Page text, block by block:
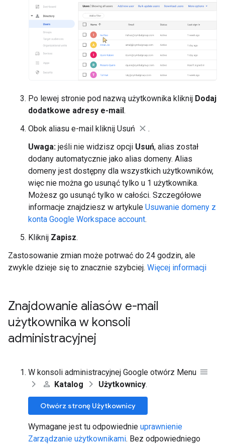
Po lewej stronie pod nazwą użytkownika kliknij Dodaj
dodatkowe adresy e-mail.
Obok aliasu e-mail kliknij Usuń
.
Uwaga: jeśli nie widzisz opcji Usuń, alias został
dodany automatycznie jako alias domeny. Alias
domeny jest dostępny dla wszystkich użytkowników,
więc nie można go usunąć tylko u 1 użytkownika.
Możesz go usunąć tylko w całości. Szczegółowe
informacje znajdziesz w artykule Usuwanie domeny z
konta Google Workspace account.
Kliknij Zapisz.
Zastosowanie zmian może potrwać do 24 godzin, ale
zwykle dzieje się to znacznie szybciej. Więcej informacji
Znajdowanie aliasów e-mail
użytkownika w konsoli
administracyjnej
W konsoli administracyjnej Google otwórz Menu
Katalog
Użytkownicy.
Otwórz stronę Użytkownicy
Wymagane jest tu odpowiednie uprawnienie
Zarządzanie użytkownikami. Bez odpowiedniego